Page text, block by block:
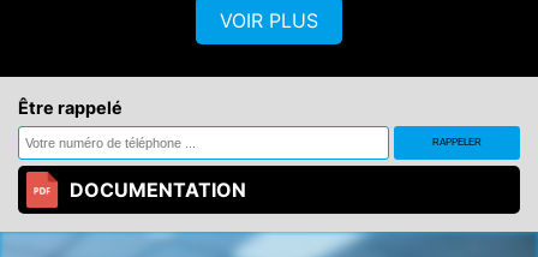
VOIR PLUS
Être rappelé
DOCUMENTATION